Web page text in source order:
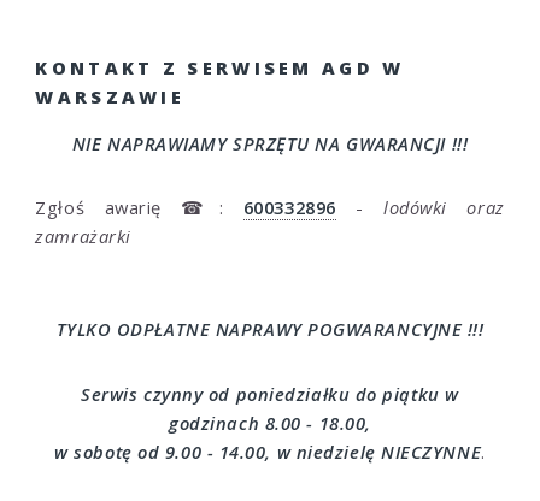
KONTAKT Z SERWISEM AGD W
WARSZAWIE
NIE NAPRAWIAMY SPRZĘTU NA GWARANCJI !!!
Zgłoś awarię ☎: 600332896 -lodówki oraz
zamrażarki
TYLKO ODPŁATNE NAPRAWY POGWARANCYJNE !!!
Serwis czynny od poniedziałku do piątku w
godzinach 8.00 - 18.00,
w sobotę od 9.00 - 14.00, w niedzielę NIECZYNNE.